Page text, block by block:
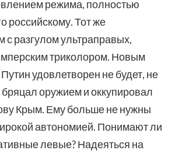
режима, полностью
российскому. Тот же
с разгулом ультраправых,
триколором. Новым
удовлетворен не будет, не
бряцал оружием и оккупировал
Крым. Ему больше не нужны
автономией. Понимают ли
левые? Надеяться на